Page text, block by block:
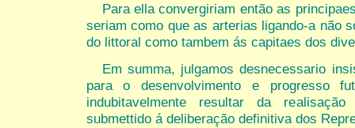
Para ella convergiriam então as
seriam como que as arterias ligando-a não
do littoral como tambem ás capitaes dos
Em summa, julgamos desnecessario
para o desenvolvimento e progresso
indubitavelmente resultar da
submettido á deliberação definitiva dos